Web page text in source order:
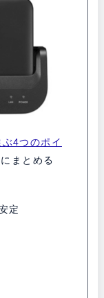
4つのポイ
まとめる
定